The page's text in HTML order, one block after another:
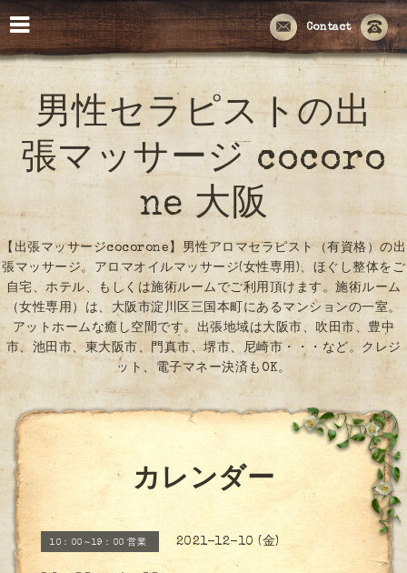
Contact
男性セラピストの出
張マッサージ cocoro
ne 大阪
【出張マッサージcocorone】男性アロマセラピスト（有資格）の出
張マッサージ。アロマオイルマッサージ(女性専用)、ほぐし整体をご
自宅、ホテル、もしくは施術ルームでご利用頂けます。施術ルーム
（女性専用）は、大阪市淀川区三国本町にあるマンションの一室。
アットホームな癒し空間です。出張地域は大阪市、吹田市、豊中
市、池田市、東大阪市、門真市、堺市、尼崎市・・・など。クレジ
ット、電子マネー決済もOK。
カレンダー
10：00～19：00 営業 2021-12-10 (金)